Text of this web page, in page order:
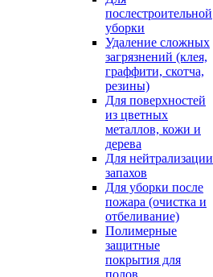
послестроительной
уборки
Удаление сложных
загрязнений (клея,
граффити, скотча,
резины)
Для поверхностей
из цветных
металлов, кожи и
дерева
Для нейтрализации
запахов
Для уборки после
пожара (очистка и
отбеливание)
Полимерные
защитные
покрытия для
полов